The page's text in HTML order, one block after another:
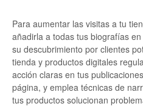
Para aumentar las visitas a tu
añadirla a todas tus biografías
su descubrimiento por clientes
tienda y productos digitales
acción claras en tus
página, y emplea técnicas de
tus productos solucionan